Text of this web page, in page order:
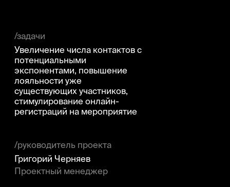
/руководитель проекта
Григорий Черняев
Проектный менеджер
/отрасль
#Телеком
регистраций на мероприятие